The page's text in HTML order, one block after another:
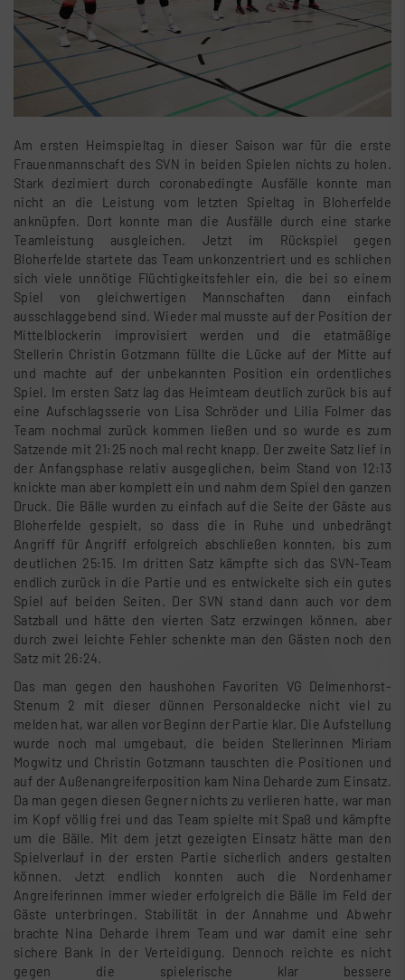
Am ersten Heimspieltag in dieser Saison war für die erste
Frauenmannschaft des SVN in beiden Spielen nichts zu holen.
Stark dezimiert durch coronabedingte Ausfälle konnte man
nicht an die Leistung vom letzten Spieltag in Bloherfelde
anknüpfen. Dort konnte man die Ausfälle durch eine starke
Teamleistung ausgleichen. Jetzt im Rückspiel gegen
Bloherfelde startete das Team unkonzentriert und es schlichen
sich viele unnötige Flüchtigkeitsfehler ein, die bei so einem
Spiel von gleichwertigen Mannschaften dann einfach
ausschlaggebend sind. Wieder mal musste auf der Position der
Mittelblockerin improvisiert werden und die etatmäßige
Stellerin Christin Gotzmann füllte die Lücke auf der Mitte auf
und machte auf der unbekannten Position ein ordentliches
Spiel. Im ersten Satz lag das Heimteam deutlich zurück bis auf
eine Aufschlagsserie von Lisa Schröder und Lilia Folmer das
Team nochmal zurück kommen ließen und so wurde es zum
Satzende mit 21:25 noch mal recht knapp. Der zweite Satz lief in
der Anfangsphase relativ ausgeglichen, beim Stand von 12:13
knickte man aber komplett ein und nahm dem Spiel den ganzen
Druck. Die Bälle wurden zu einfach auf die Seite der Gäste aus
Bloherfelde gespielt, so dass die in Ruhe und unbedrängt
Angriff für Angriff erfolgreich abschließen konnten, bis zum
deutlichen 25:15. Im dritten Satz kämpfte sich das SVN-Team
endlich zurück in die Partie und es entwickelte sich ein gutes
Spiel auf beiden Seiten. Der SVN stand dann auch vor dem
Satzball und hätte den vierten Satz erzwingen können, aber
durch zwei leichte Fehler schenkte man den Gästen noch den
Satz mit 26:24.
Das man gegen den haushohen Favoriten VG Delmenhorst-
Stenum 2 mit dieser dünnen Personaldecke nicht viel zu
melden hat, war allen vor Beginn der Partie klar. Die Aufstellung
wurde noch mal umgebaut, die beiden Stellerinnen Miriam
Mogwitz und Christin Gotzmann tauschten die Positionen und
auf der Außenangreiferposition kam Nina Deharde zum Einsatz.
Da man gegen diesen Gegner nichts zu verlieren hatte, war man
im Kopf völlig frei und das Team spielte mit Spaß und kämpfte
um die Bälle. Mit dem jetzt gezeigten Einsatz hätte man den
Spielverlauf in der ersten Partie sicherlich anders gestalten
können. Jetzt endlich konnten auch die Nordenhamer
Angreiferinnen immer wieder erfolgreich die Bälle im Feld der
Gäste unterbringen. Stabilität in der Annahme und Abwehr
brachte Nina Deharde ihrem Team und war damit eine sehr
sichere Bank in der Verteidigung. Dennoch reichte es nicht
gegen die spielerische klar bessere